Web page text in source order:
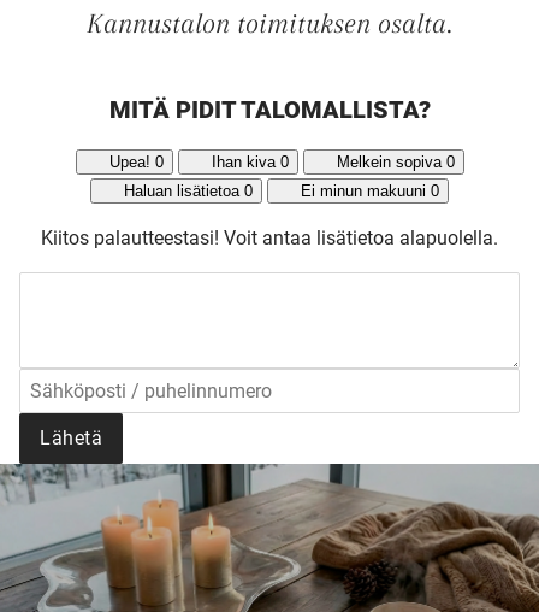
Kannustalon toimituksen osalta.
MITÄ PIDIT TALOMALLISTA?
Upea! 0 Ihan kiva 0 Melkein sopiva 0
Haluan lisätietoa 0 Ei minun makuuni 0
Kiitos palautteestasi! Voit antaa lisätietoa alapuolella.
Lähetä